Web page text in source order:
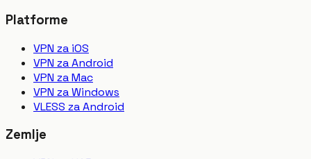
Platforme
VPN za iOS
VPN za Android
VPN za Mac
VPN za Windows
VLESS za Android
Zemlje